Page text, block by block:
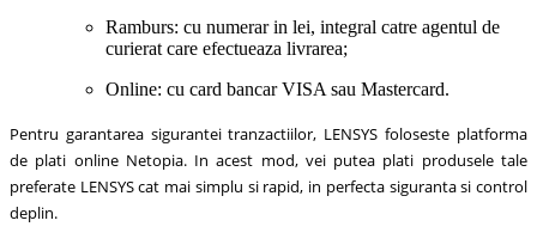
Ramburs: cu numerar in lei, integral catre agentul de
curierat care efectueaza livrarea;
Online: cu card bancar VISA sau Mastercard.
Pentru garantarea sigurantei tranzactiilor, LENSYS foloseste platforma
de plati online Netopia. In acest mod, vei putea plati produsele tale
preferate LENSYS cat mai simplu si rapid, in perfecta siguranta si control
deplin.